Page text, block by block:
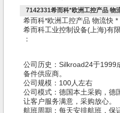
7142331希而科*欧洲工控产品 物
希而科*欧洲工控产品 物流
希而科工业控制设备(上海)
：
公司历史：Silkroad24于1999
备件供应商。
公司规模：100人左右
公司模式：德国本土采购，德
让客户服务满意，采购放心。
航班周期：每天安排航班，保